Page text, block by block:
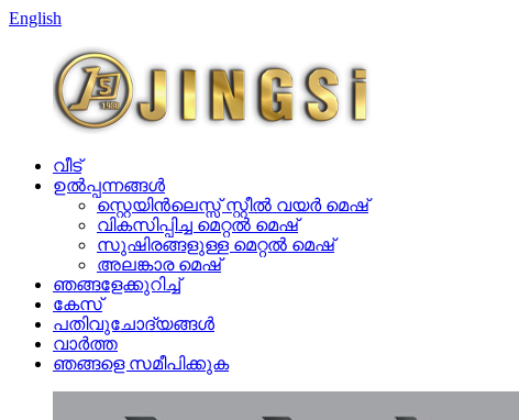
English
വീട്
ഉൽപ്പന്നങ്ങൾ
സ്റ്റെയിൻലെസ്സ് സ്റ്റീൽ വയർ മെഷ്
വികസിപ്പിച്ച മെറ്റൽ മെഷ്
സുഷിരങ്ങളുള്ള മെറ്റൽ മെഷ്
അലങ്കാര മെഷ്
ഞങ്ങളേക്കുറിച്ച്
കേസ്
പതിവുചോദ്യങ്ങൾ
വാർത്ത
ഞങ്ങളെ സമീപിക്കുക